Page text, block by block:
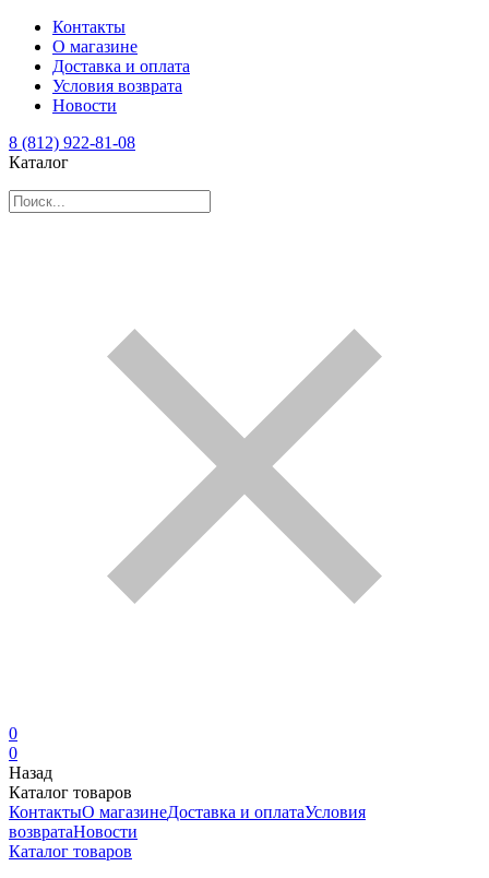
Контакты
О магазине
Доставка и оплата
Условия возврата
Новости
8 (812) 922-81-08
Каталог
0
0
Назад
Каталог товаров
КонтактыО магазинеДоставка и оплатаУсловия
возвратаНовости
Каталог товаров